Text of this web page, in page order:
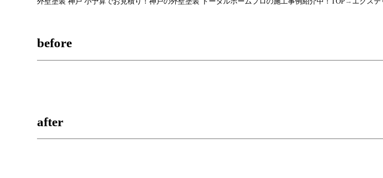
before
after